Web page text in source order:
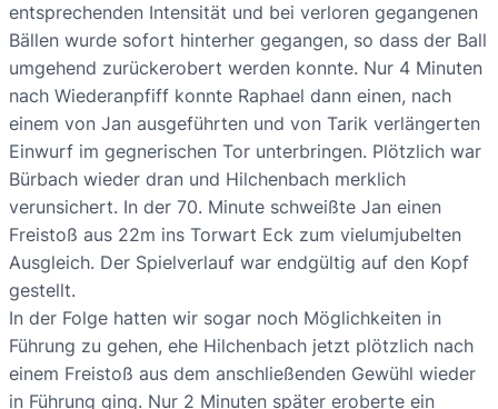
entsprechenden Intensität und bei verloren gegangenen
Bällen wurde sofort hinterher gegangen, so dass der Ball
umgehend zurückerobert werden konnte. Nur 4 Minuten
nach Wiederanpfiff konnte Raphael dann einen, nach
einem von Jan ausgeführten und von Tarik verlängerten
Einwurf im gegnerischen Tor unterbringen. Plötzlich war
Bürbach wieder dran und Hilchenbach merklich
verunsichert. In der 70. Minute schweißte Jan einen
Freistoß aus 22m ins Torwart Eck zum vielumjubelten
Ausgleich. Der Spielverlauf war endgültig auf den Kopf
gestellt.
In der Folge hatten wir sogar noch Möglichkeiten in
Führung zu gehen, ehe Hilchenbach jetzt plötzlich nach
einem Freistoß aus dem anschließenden Gewühl wieder
in Führung ging. Nur 2 Minuten später eroberte ein